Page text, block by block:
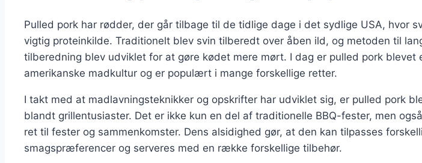
Pulled pork har rødder, der går tilbage til de tidlige dage i det sydlige USA, hvor
vigtig proteinkilde. Traditionelt blev svin tilberedt over åben ild, og metoden til
tilberedning blev udviklet for at gøre kødet mere mørt. I dag er pulled pork blevet
amerikanske madkultur og er populært i mange forskellige retter.
I takt med at madlavningsteknikker og opskrifter har udviklet sig, er pulled pork
blandt grillentusiaster. Det er ikke kun en del af traditionelle BBQ-fester, men
ret til fester og sammenkomster. Dens alsidighed gør, at den kan tilpasses
smagspræferencer og serveres med en række forskellige tilbehør.